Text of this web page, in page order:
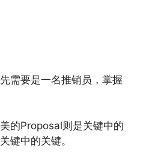
需要是一名推销员，掌握
的Proposal则是关键中的
键中的关键。